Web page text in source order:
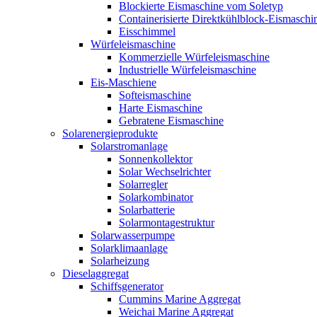
Blockierte Eismaschine vom Soletyp
Containerisierte Direktkühlblock-
Eisschimmel
Würfeleismaschine
Kommerzielle Würfeleismaschine
Industrielle Würfeleismaschine
Eis-Maschiene
Softeismaschine
Harte Eismaschine
Gebratene Eismaschine
Solarenergieprodukte
Solarstromanlage
Sonnenkollektor
Solar Wechselrichter
Solarregler
Solarkombinator
Solarbatterie
Solarmontagestruktur
Solarwasserpumpe
Solarklimaanlage
Solarheizung
Dieselaggregat
Schiffsgenerator
Cummins Marine Aggregat
Weichai Marine Aggregat